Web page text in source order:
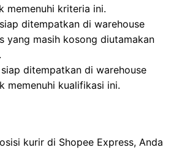
memenuhi kriteria ini.
ditempatkan di warehouse
yang masih kosong diutamakan
ditempatkan di warehouse
memenuhi kualifikasi ini.
kurir di Shopee Express, Anda